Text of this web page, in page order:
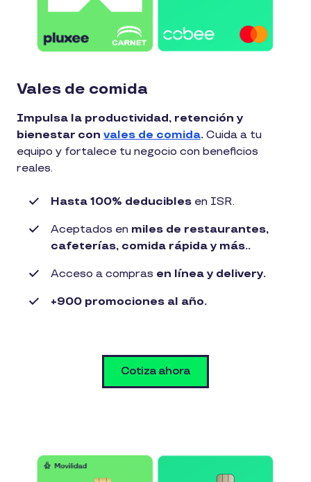
Vales de comida
Impulsa la productividad, retención y
bienestar con vales de comida. Cuida a tu
equipo y fortalece tu negocio con beneficios
reales.
Hasta 100% deducibles en ISR.
Aceptados en miles de restaurantes,
cafeterías, comida rápida y más..
Acceso a compras en línea y delivery.
+900 promociones al año.
Cotiza ahora